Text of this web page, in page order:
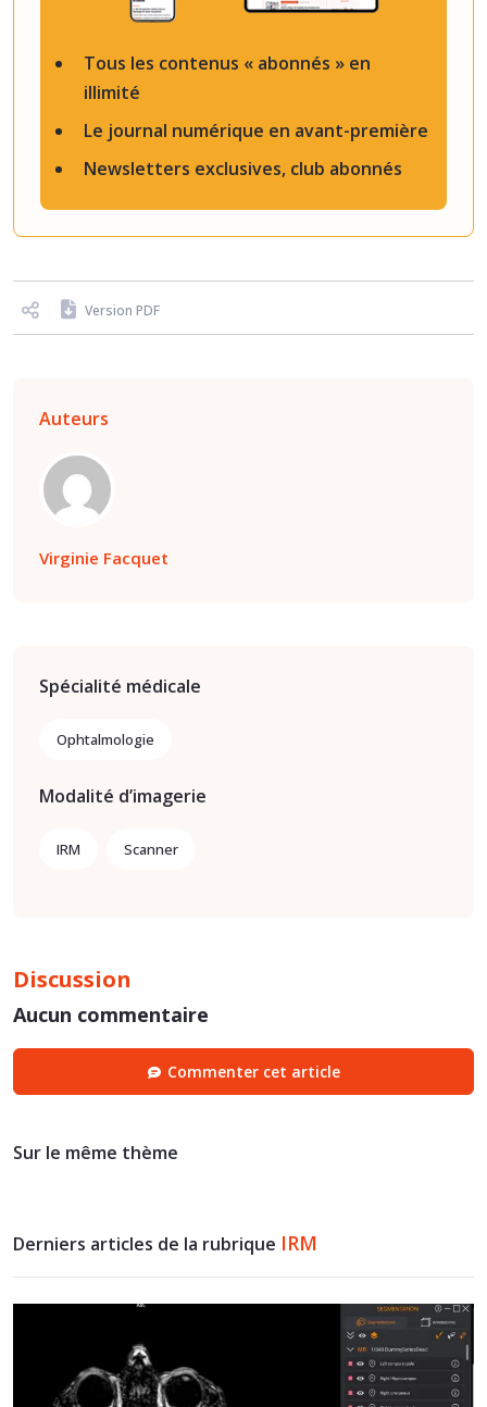
Tous les contenus « abonnés » en
illimité
Le journal numérique en avant-première
Newsletters exclusives, club abonnés
Version PDF
Auteurs
Virginie Facquet
Spécialité médicale
Ophtalmologie
Modalité d’imagerie
IRM Scanner
Discussion
Aucun commentaire
Commenter cet article
Sur le même thème
Derniers articles de la rubrique IRM